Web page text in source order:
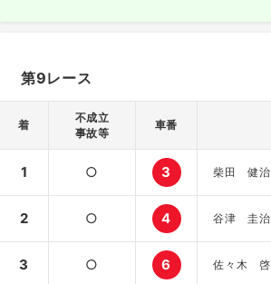
第9レース
着
不成立
事故等
車番
1 ○ 3 柴田 健治
2 ○ 4 谷津 圭治
3 ○ 6 佐々木 啓